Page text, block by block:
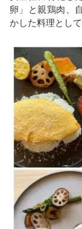
卵」と親鶏肉、
かした料理として